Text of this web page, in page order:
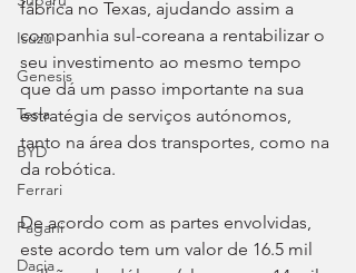
Isuzu
Genesis
Tesla
BYD
Ferrari
Pagani
Dacia
fábrica no Texas, ajudando assim a
companhia sul-coreana a rentabilizar o
seu investimento ao mesmo tempo
que dá um passo importante na sua
estratégia de serviços autónomos,
tanto na área dos transportes, como na
da robótica.
De acordo com as partes envolvidas,
este acordo tem um valor de 16.5 mil